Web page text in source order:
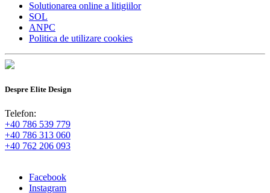
Solutionarea online a litigiilor
SOL
ANPC
Politica de utilizare cookies
Despre Elite Design
Telefon:
+40 786 539 779
+40 786 313 060
+40 762 206 093
Facebook
Instagram